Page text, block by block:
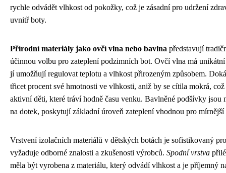
rychle odvádět vlhkost od pokožky, což je zásadní pro udržení
uvnitř boty.
Přírodní materiály jako ovčí vlna nebo bavlna představují
účinnou volbu pro zateplení podzimních bot. Ovčí vlna má
jí umožňují regulovat teplotu a vlhkost přirozeným způsobem.
třicet procent své hmotnosti ve vlhkosti, aniž by se cítila mokrá,
aktivní děti, které tráví hodně času venku. Bavlněné podšívky jsou
na dotek, poskytují základní úroveň zateplení vhodnou pro
Vrstvení izolačních materiálů v dětských botách je sofistikovaný
vyžaduje odborné znalosti a zkušenosti výrobců. Spodní vrstva
měla být vyrobena z materiálu, který odvádí vlhkost a je příjemný